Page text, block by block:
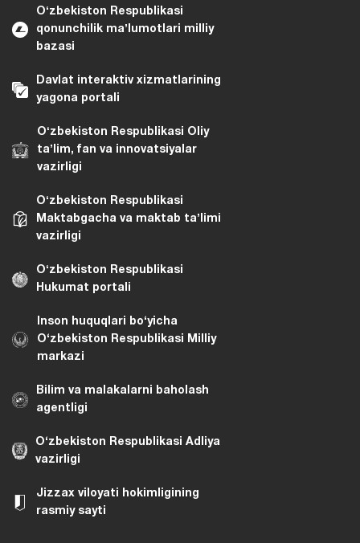
Oʻzbekiston Respublikasi
qonunchilik maʼlumotlari milliy
bazasi
Davlat interaktiv xizmatlarining
yagona portali
Oʻzbekiston Respublikasi Oliy
taʼlim, fan va innovatsiyalar
vazirligi
Oʻzbekiston Respublikasi
Maktabgacha va maktab taʼlimi
vazirligi
Oʻzbekiston Respublikasi
Hukumat portali
Inson huquqlari bo‘yicha
O‘zbekiston Respublikasi Milliy
markazi
Bilim va malakalarni baholash
agentligi
O‘zbekiston Respublikasi Adliya
vazirligi
Jizzax viloyati hokimligining
rasmiy sayti